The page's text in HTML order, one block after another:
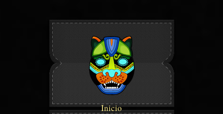
Inicio